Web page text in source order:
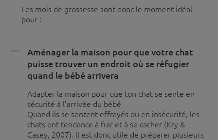
Les mois de grossesse sont donc le moment idéal
pour :
Aménager la maison pour que votre chat
puisse trouver un endroit où se réfugier
quand le bébé arrivera
Adapter la maison pour que ton chat se sente en
sécurité à l’arrivée du bébé
Quand ils se sentent effrayés ou en insécurité, les
chats ont tendance à fuir et à se cacher (Kry &
Casey, 2007). Il est donc utile de préparer plusieurs